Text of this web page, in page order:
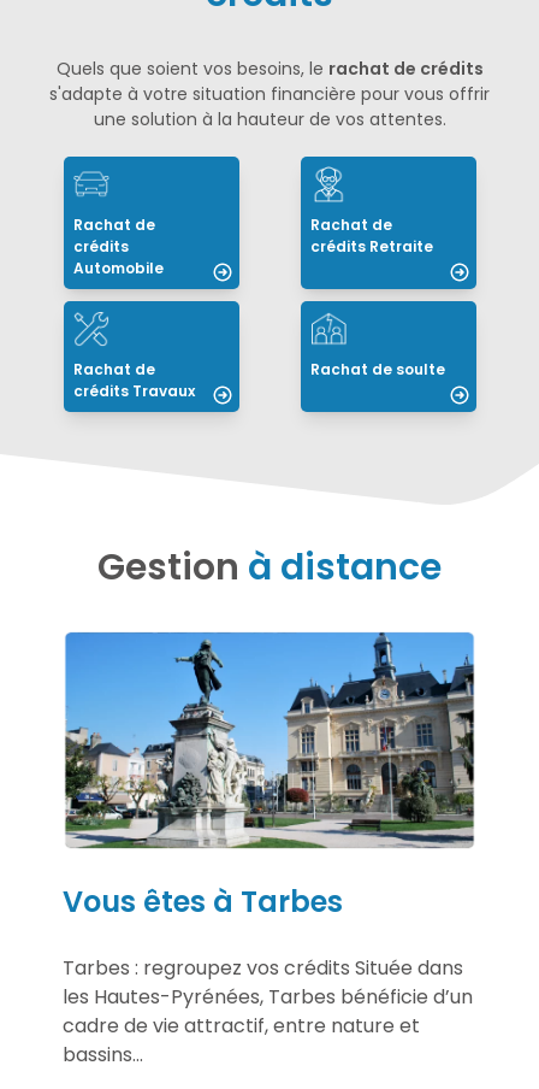
Quels que soient vos besoins, le rachat de crédits
s'adapte à votre situation financière pour vous offrir
une solution à la hauteur de vos attentes.
Rachat de
crédits
Automobile
Rachat de
crédits Retraite
Rachat de
crédits Travaux
Rachat de soulte
Gestion à distance
Vous êtes à Tarbes
Tarbes : regroupez vos crédits Située dans
les Hautes-Pyrénées, Tarbes bénéficie d’un
cadre de vie attractif, entre nature et
bassins...